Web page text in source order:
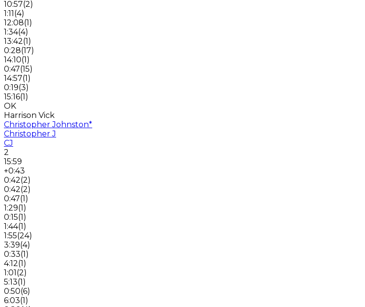
10:57(2)
1:11(4)
12:08(1)
1:34(4)
13:42(1)
0:28(17)
14:10(1)
0:47(15)
14:57(1)
0:19(3)
15:16(1)
OK
Harrison Vick
Christopher Johnston*
Christopher J
CJ
2
15:59
+0:43
0:42(2)
0:42(2)
0:47(1)
1:29(1)
0:15(1)
1:44(1)
1:55(24)
3:39(4)
0:33(1)
4:12(1)
1:01(2)
5:13(1)
0:50(6)
6:03(1)